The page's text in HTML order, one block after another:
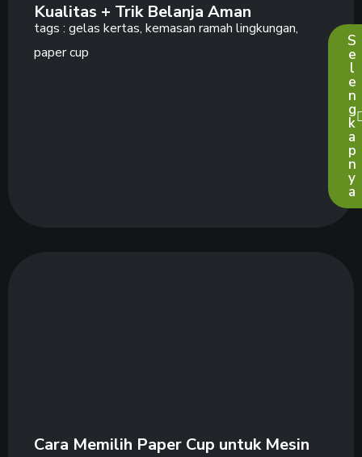
Kualitas + Trik Belanja Aman
tags : gelas kertas, kemasan ramah lingkungan,
paper cup
S
e
l
e
n
g
k
a
p
n
y
a
Cara Memilih Paper Cup untuk Mesin